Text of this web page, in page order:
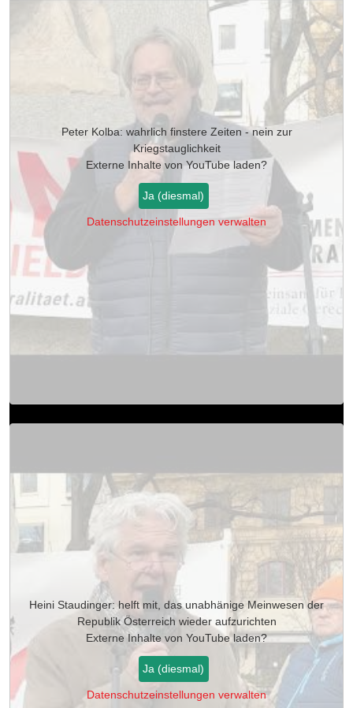
Peter Kolba: wahrlich finstere Zeiten - nein zur
Kriegstauglichkeit
Externe Inhalte vonYouTubeladen?
Ja (diesmal)
Datenschutzeinstellungen verwalten
Heini Staudinger: helft mit, das unabhänige Meinwesen der
Republik Österreich wieder aufzurichten
Externe Inhalte von YouTubeladen?
Ja (diesmal)
Datenschutzeinstellungen verwalten